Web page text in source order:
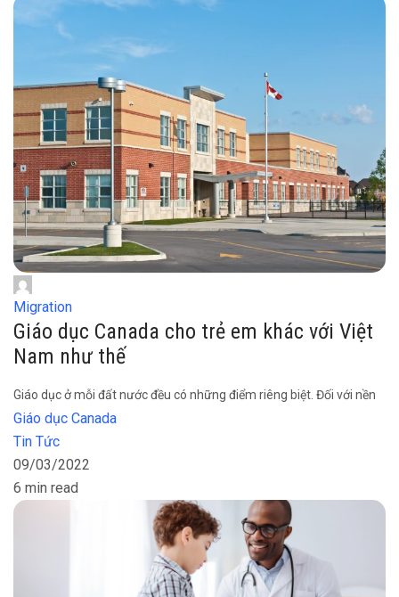
Migration
Giáo dục Canada cho trẻ em khác với Việt
Nam như thế
Giáo dục ở mỗi đất nước đều có những điểm riêng biệt. Đối với nền
Giáo dục Canada
Tin Tức
09/03/2022
6 min read